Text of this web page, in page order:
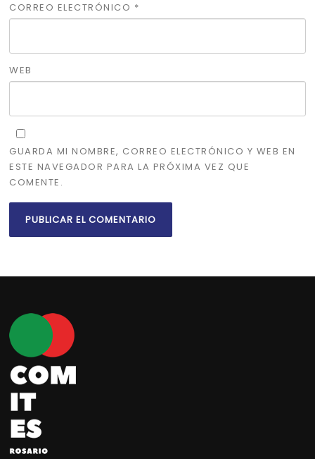
CORREO ELECTRÓNICO *
WEB
GUARDA MI NOMBRE, CORREO ELECTRÓNICO Y WEB EN
ESTE NAVEGADOR PARA LA PRÓXIMA VEZ QUE
COMENTE.